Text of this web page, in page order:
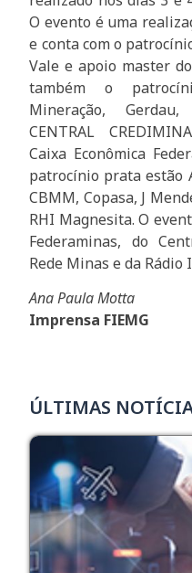
O evento é uma
e conta com o
Vale e apoio master
também o
Mineração,
CENTRAL
Caixa Econômica
patrocínio prata estão
CBMM, Copasa, J
RHI Magnesita. O
Federaminas, do
Rede Minas e da Rádio
Ana Paula Motta
Imprensa FIEMG
ÚLTIMAS